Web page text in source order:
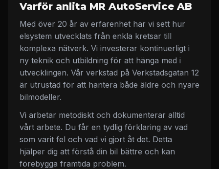
Varför anlita MR AutoService AB
Med över 20 år av erfarenhet har vi sett hur
elsystem utvecklats från enkla kretsar till
komplexa nätverk. Vi investerar kontinuerligt i
ny teknik och utbildning för att hänga med i
utvecklingen. Vår verkstad på Verkstadsgatan 12
är utrustad för att hantera både äldre och nyare
bilmodeller.
Vi arbetar metodiskt och dokumenterar alltid
vårt arbete. Du får en tydlig förklaring av vad
som varit fel och vad vi gjort åt det. Detta
hjälper dig att förstå din bil bättre och kan
förebygga framtida problem.